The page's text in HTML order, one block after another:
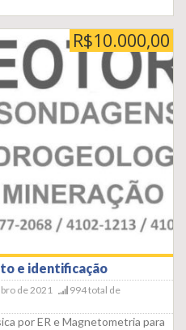
R$10.000,00
e identificação
de 2021
994 total de
por ER e Magnetometria para